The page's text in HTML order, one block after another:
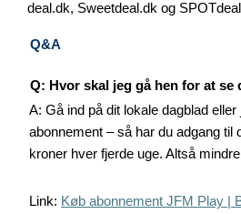
deal.dk, Sweetdeal.dk og
Q&A
Q: Hvor skal jeg gå hen for at se
A: Gå ind på dit lokale dagblad
abonnement – så har du adgang til
kroner hver fjerde uge. Altså
Link: Køb abonnement JFM Play |